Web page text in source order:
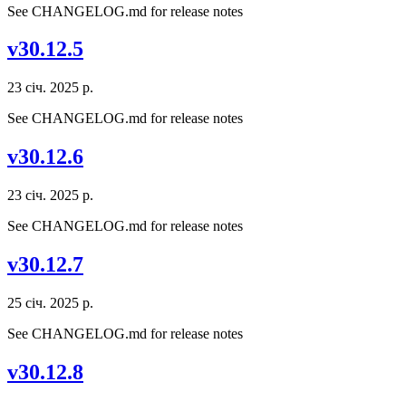
See CHANGELOG.md for release notes
v30.12.5
23 січ. 2025 р.
See CHANGELOG.md for release notes
v30.12.6
23 січ. 2025 р.
See CHANGELOG.md for release notes
v30.12.7
25 січ. 2025 р.
See CHANGELOG.md for release notes
v30.12.8